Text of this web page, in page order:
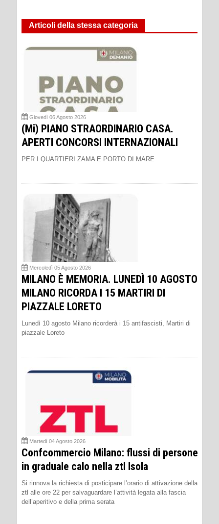
Articoli della stessa categoria
Giovedì 06 Agosto 2026
(Mi) PIANO STRAORDINARIO CASA.
APERTI CONCORSI INTERNAZIONALI
PER I QUARTIERI ZAMA E PORTO DI MARE
Mercoledì 05 Agosto 2026
MILANO È MEMORIA. LUNEDÌ 10 AGOSTO
MILANO RICORDA I 15 MARTIRI DI
PIAZZALE LORETO
Lunedì 10 agosto Milano ricorderà i 15 antifascisti, Martiri di
piazzale Loreto
Martedì 04 Agosto 2026
Confcommercio Milano: flussi di persone
in graduale calo nella ztl Isola
Si rinnova la richiesta di posticipare l’orario di attivazione della
ztl alle ore 22 per salvaguardare l’attività legata alla fascia
dell’aperitivo e della prima serata